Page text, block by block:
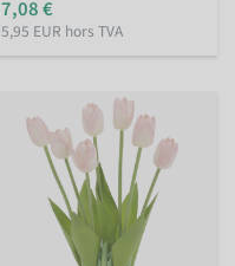
7,08 €
5,95 EUR hors TVA